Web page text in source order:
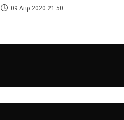
09 Απρ 2020 21:50